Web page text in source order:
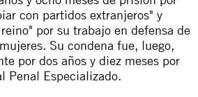
con partidos extranjeros" y
por su trabajo en defensa de
Su condena fue, luego,
por dos años y diez meses por
Penal Especializado.